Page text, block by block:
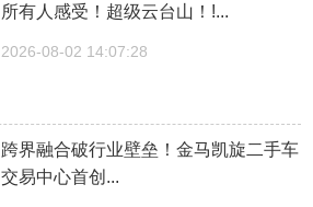
所有人感受！超级云台山！!...
2026-08-02 14:07:28
跨界融合破行业壁垒！金马凯旋二手车
交易中心首创...